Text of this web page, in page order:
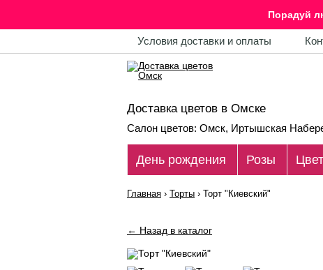
Порадуй
Условия доставки и оплаты
Доставка цветов в Омске
Салон цветов: Омск, Иртышская
День рождения Розы
Главная › Торты › Торт "Киевский"
← Назад в каталог